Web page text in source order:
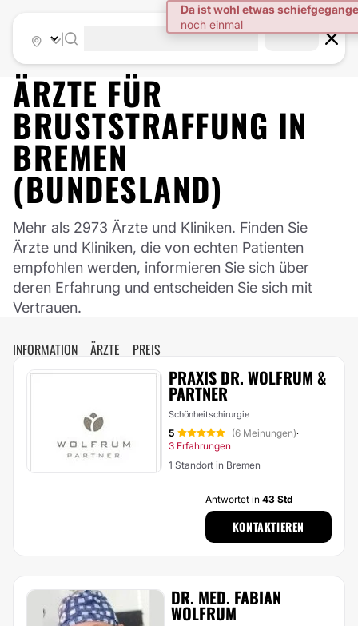
Da ist wohl etwas
noch einmal
ÄRZTE FÜR
BRUSTSTRAFFUNG IN
BREMEN
(BUNDESLAND)
Mehr als 2973 Ärzte und Kliniken. Finden Sie
Ärzte und Kliniken, die von echten Patienten
empfohlen werden, informieren Sie sich über
deren Erfahrung und entscheiden Sie sich mit
Vertrauen.
INFORMATION ÄRZTE PREIS
PRAXIS DR. WOLFRUM &
PARTNER
Schönheitschirurgie
5 (6 Meinungen)·
3 Erfahrungen
1 Standort in Bremen
Antwortet in 43 Std
KONTAKTIEREN
DR. MED. FABIAN
WOLFRUM